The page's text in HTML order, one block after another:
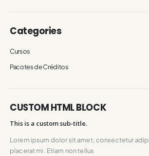
Categories
Cursos
Pacotes de Créditos
CUSTOM HTML BLOCK
This is a custom sub-title.
Lorem ipsum dolor sit amet, consectetur
placerat mi. Etiam non tellus